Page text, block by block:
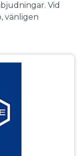
Vid
vänligen